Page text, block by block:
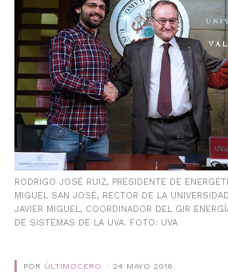
RODRIGO JOSÉ RUIZ, PRESIDENTE DE
MIGUEL SAN JOSÉ, RECTOR DE LA
JAVIER MIGUEL, COORDINADOR DEL GIR
DE SISTEMAS DE LA UVA. FOTO: UVA
POR ÚLTIMOCERO
24 MAYO 2016